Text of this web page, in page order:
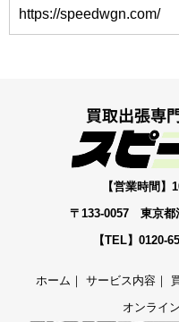
https://speedwgn.com/
【営業時間
〒133-0057 東京都
【TEL】0120-
ホーム ｜サービス内容 ｜
オンライ